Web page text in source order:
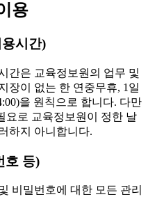
용
시간)
간은 교육정보원의 업무 및
장이 없는 한 연중무휴, 1일
을 원칙으로 합니다. 다만
요로 교육정보원이 정한 날
하지 아니합니다.
호 등)
비밀번호에 대한 모든 관리